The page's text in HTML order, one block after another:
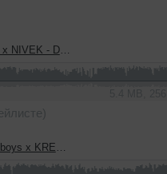
Miller 'Hard Techno' Bootleg)
Of The Night (James Miller Blend)